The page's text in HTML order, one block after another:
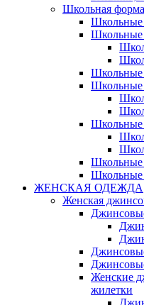
Школьная форма
Школьные
Школьные
Школьные
Школьные
ЖЕНСКАЯ ОДЕЖДА
Женская
Женские
жилетки